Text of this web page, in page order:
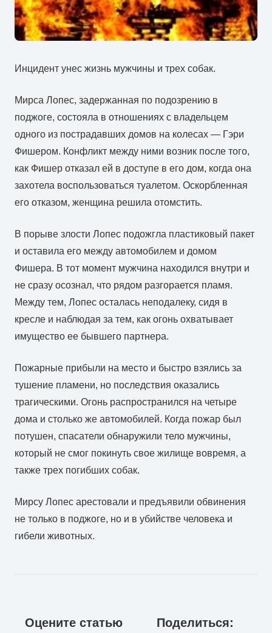
Инцидент унес жизнь мужчины и трех собак.
Мирса Лопес, задержанная по подозрению в
поджоге, состояла в отношениях с владельцем
одного из пострадавших домов на колесах — Гэри
Фишером. Конфликт между ними возник после того,
как Фишер отказал ей в доступе в его дом, когда она
захотела воспользоваться туалетом. Оскорбленная
его отказом, женщина решила отомстить.
В порыве злости Лопес подожгла пластиковый пакет
и оставила его между автомобилем и домом
Фишера. В тот момент мужчина находился внутри и
не сразу осознал, что рядом разгорается пламя.
Между тем, Лопес осталась неподалеку, сидя в
кресле и наблюдая за тем, как огонь охватывает
имущество ее бывшего партнера.
Пожарные прибыли на место и быстро взялись за
тушение пламени, но последствия оказались
трагическими. Огонь распространился на четыре
дома и столько же автомобилей. Когда пожар был
потушен, спасатели обнаружили тело мужчины,
который не смог покинуть свое жилище вовремя, а
также трех погибших собак.
Мирсу Лопес арестовали и предъявили обвинения
не только в поджоге, но и в убийстве человека и
гибели животных.
Оцените статью Поделиться: